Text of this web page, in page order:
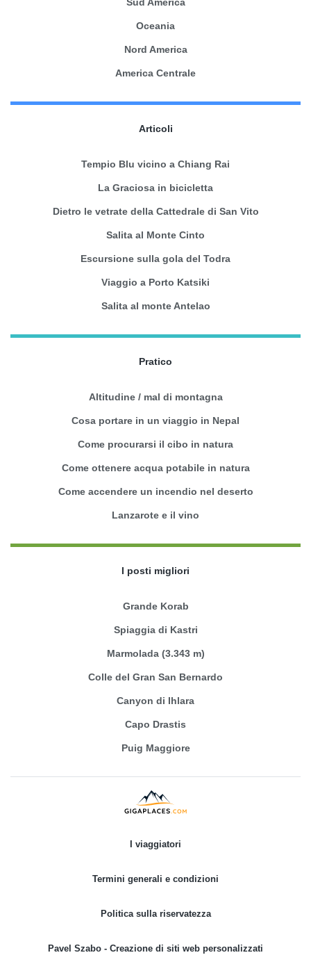
Oceania
Nord America
America Centrale
Articoli
Tempio Blu vicino a Chiang Rai
La Graciosa in bicicletta
Dietro le vetrate della Cattedrale di San Vito
Salita al Monte Cinto
Escursione sulla gola del Todra
Viaggio a Porto Katsiki
Salita al monte Antelao
Pratico
Altitudine / mal di montagna
Cosa portare in un viaggio in Nepal
Come procurarsi il cibo in natura
Come ottenere acqua potabile in natura
Come accendere un incendio nel deserto
Lanzarote e il vino
I posti migliori
Grande Korab
Spiaggia di Kastri
Marmolada (3.343 m)
Colle del Gran San Bernardo
Canyon di Ihlara
Capo Drastis
Puig Maggiore
I viaggiatori
Termini generali e condizioni
Politica sulla riservatezza
Pavel Szabo - Creazione di siti web personalizzati